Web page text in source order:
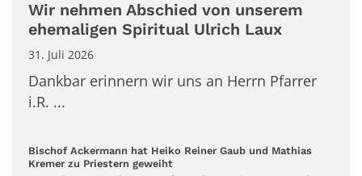
Wir nehmen Abschied von unserem
ehemaligen Spiritual Ulrich Laux
31. Juli 2026
Dankbar erinnern wir uns an Herrn Pfarrer
i.R. ...
Bischof Ackermann hat Heiko Reiner Gaub und Mathias
Kremer zu Priestern geweiht: